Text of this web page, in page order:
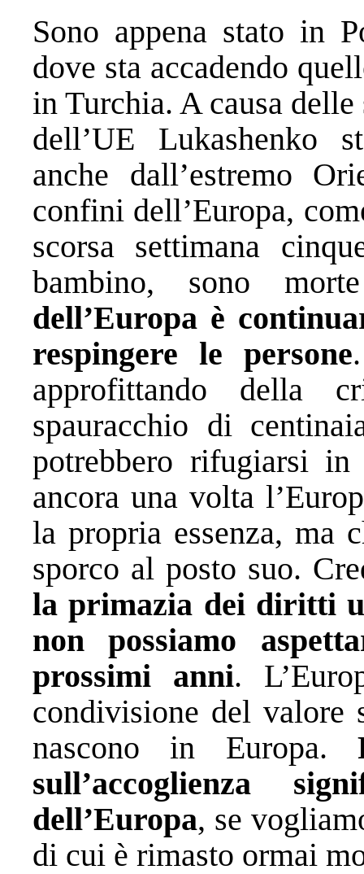
Sono appena stato in
dove sta accadendo
in Turchia. A causa
dell’UE Lukashenko
anche dall’estremo
confini dell’Europa,
scorsa settimana
bambino, sono
dell’Europa è
respingere le persone
approfittando della
spauracchio di
potrebbero rifugiarsi in
ancora una volta
la propria essenza, ma
sporco al posto suo.
la primazia dei diritti
non possiamo
prossimi anni.
condivisione del valore
nascono in Europa.
sull’accoglienza
dell’Europa, se
di cui è rimasto ormai